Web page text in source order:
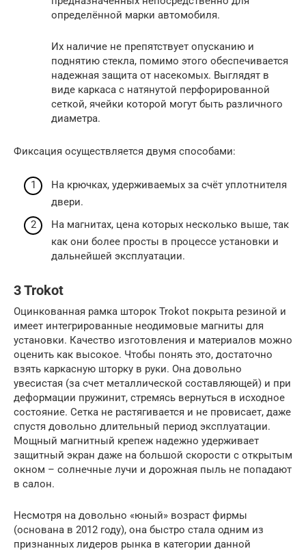
определённой марки автомобиля.
Их наличие не препятствует опусканию и
поднятию стекла, помимо этого обеспечивается
надежная защита от насекомых. Выглядят в
виде каркаса с натянутой перфорированной
сеткой, ячейки которой могут быть различного
диаметра.
Фиксация осуществляется двумя способами:
На крючках, удерживаемых за счёт уплотнителя
двери.
На магнитах, цена которых несколько выше, так
как они более просты в процессе установки и
дальнейшей эксплуатации.
3 Trokot
Оцинкованная рамка шторок Trokot покрыта резиной и
имеет интегрированные неодимовые магниты для
установки. Качество изготовления и материалов можно
оценить как высокое. Чтобы понять это, достаточно
взять каркасную шторку в руки. Она довольно
увесистая (за счет металлической составляющей) и при
деформации пружинит, стремясь вернуться в исходное
состояние. Сетка не растягивается и не провисает, даже
спустя довольно длительный период эксплуатации.
Мощный магнитный крепеж надежно удерживает
защитный экран даже на большой скорости с открытым
окном – солнечные лучи и дорожная пыль не попадают
в салон.
Несмотря на довольно «юный» возраст фирмы
(основана в 2012 году), она быстро стала одним из
признанных лидеров рынка в категории данной